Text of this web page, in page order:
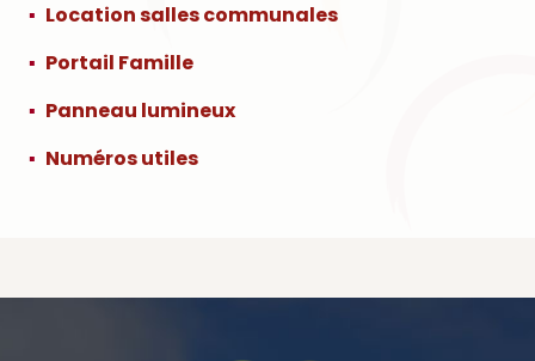
Location salles communales
Portail Famille
Panneau lumineux
Numéros utiles